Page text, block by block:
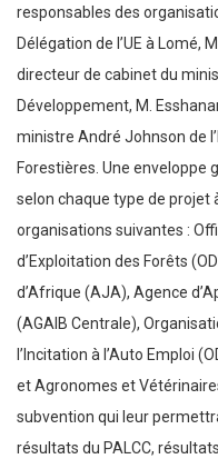
responsables des
Délégation de l’UE à Lomé,
directeur de cabinet du
Développement, M.
ministre André Johnson de
Forestières. Une enveloppe
selon chaque type de projet
organisations suivantes :
d’Exploitation des Forêts
d’Afrique (AJA), Agence
(AGAIB Centrale),
l’Incitation à l’Auto Emploi
et Agronomes et
subvention qui leur
résultats du PALCC,